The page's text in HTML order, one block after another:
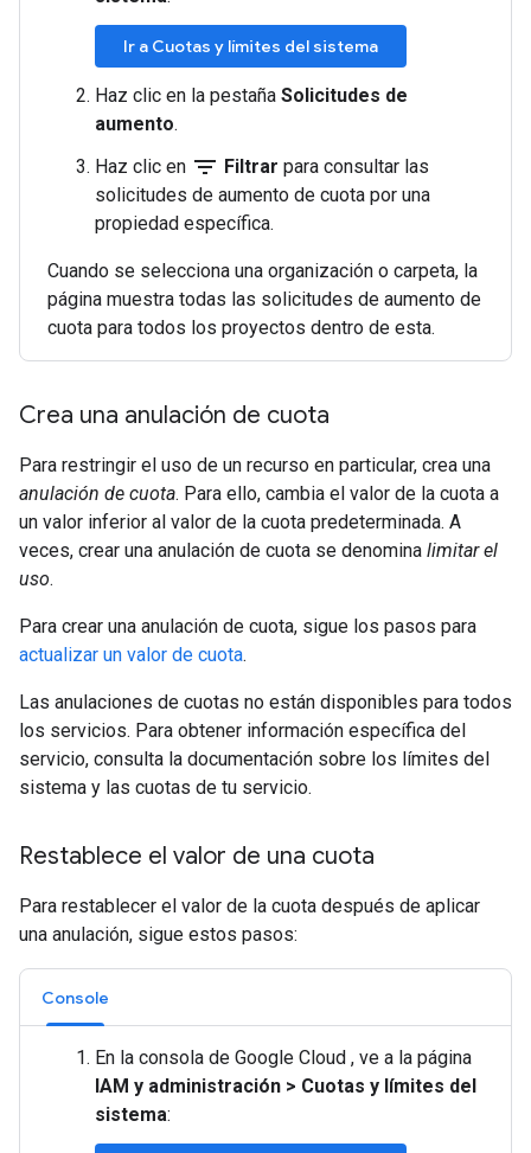
Ir a Cuotas y límites del sistema
Haz clic en la pestaña Solicitudes de
aumento.
Haz clic en filter_list Filtrar para consultar las
solicitudes de aumento de cuota por una
propiedad específica.
Cuando se selecciona una organización o carpeta, la
página muestra todas las solicitudes de aumento de
cuota para todos los proyectos dentro de esta.
Crea una anulación de cuota
Para restringir el uso de un recurso en particular, crea una
anulación de cuota. Para ello, cambia el valor de la cuota a
un valor inferior al valor de la cuota predeterminada. A
veces, crear una anulación de cuota se denomina limitar el
uso.
Para crear una anulación de cuota, sigue los pasos para
actualizar un valor de cuota.
Las anulaciones de cuotas no están disponibles para todos
los servicios. Para obtener información específica del
servicio, consulta la documentación sobre los límites del
sistema y las cuotas de tu servicio.
Restablece el valor de una cuota
Para restablecer el valor de la cuota después de aplicar
una anulación, sigue estos pasos:
Console
En la consola de Google Cloud , ve a la página
IAM y administración > Cuotas y límites del
sistema: